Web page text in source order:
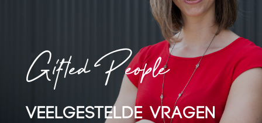
Gifted People
Veelgestelde vragen